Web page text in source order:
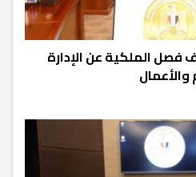
الملكية عن الإدارة